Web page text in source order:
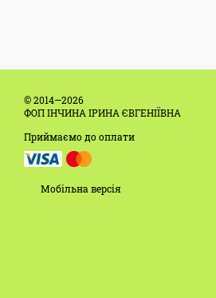
© 2014—2026
ФОП ІНЧИНА ІРИНА ЄВГЕНІЇВНА
Приймаємо до оплати
Мобільна версія